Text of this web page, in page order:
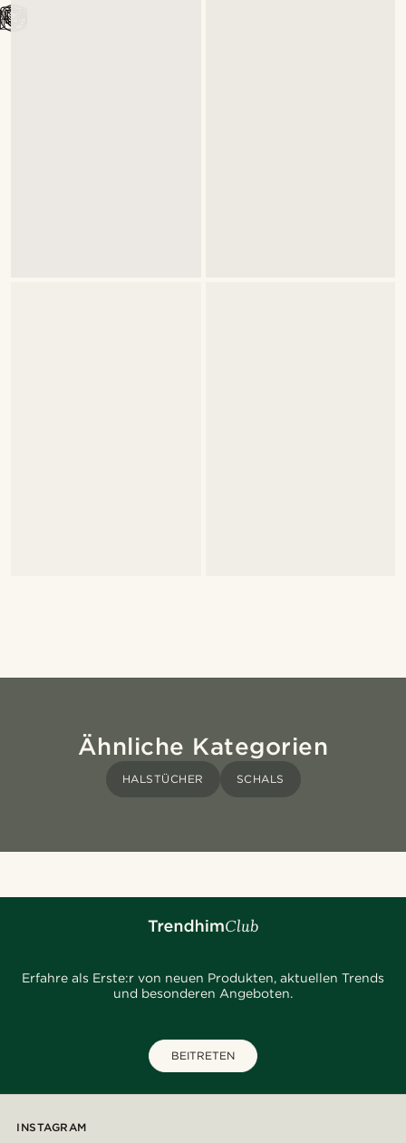
Ähnliche Kategorien
HALSTÜCHER SCHALS
Erfahre als Erste:r von neuen Produkten, aktuellen Trends
und besonderen Angeboten.
BEITRETEN
INSTAGRAM